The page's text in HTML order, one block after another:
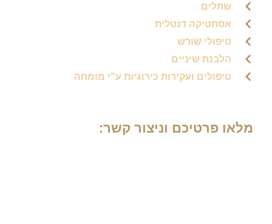
שתלים
אסתטיקה דנטלית
טיפולי שורש
הלבנת שיניים
טיפולים ועקירות כירוגיות ע"י מומחה
מלאו פרטיכם וניצור קשר: